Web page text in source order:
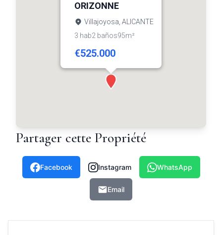
ORIZONNE
Villajoyosa, ALICANTE
3 hab2 baños95m²
€525.000
Partager cette Propriété
Facebook Instagram WhatsApp
Email